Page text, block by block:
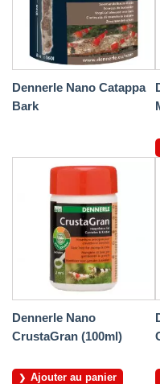
Dennerle Nano Catappa
Bark
Dennerle Nano
CrustaGran (100ml)
Ajouter au panier